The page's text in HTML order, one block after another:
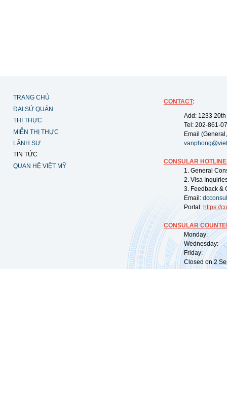
TRANG CHỦ
ĐẠI SỨ QUÁN
THỊ THỰC
MIỄN THỊ THỰC
LÃNH SỰ
TIN TỨC
QUAN HỆ VIỆT MỸ
CONTACT:
Add: 1233
Tel: 202-861-
Email
CONSULAR
1. General
2. Visa
3. Feedback &
Email:
Portal: https://
CONSULAR
Monday:
Wednesday:
Friday:
Closed on 2